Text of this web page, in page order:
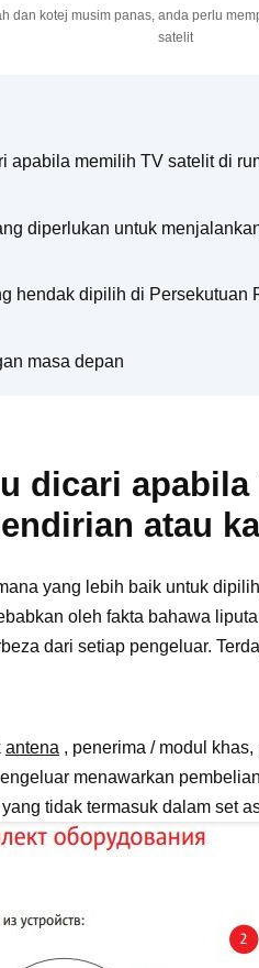
dan kotej musim panas, anda perlu
satelit
apabila memilih TV satelit di
diperlukan untuk
hendak dipilih di Persekutuan
masa depan
dicari
atau
yang lebih baik untuk
oleh fakta bahawa
dari setiap pengeluar.
antena , penerima / modul khas,
menawarkan pembelian
tidak termasuk dalam set